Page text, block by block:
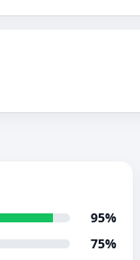
95%
75%